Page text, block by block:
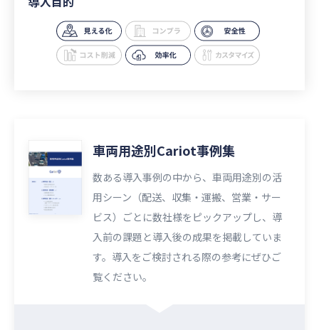
車両用途別Cariot事例集
数ある導入事例の中から、車両用途別の活
用シーン（配送、収集・運搬、営業・サー
ビス）ごとに数社様をピックアップし、導
入前の課題と導入後の成果を掲載していま
す。導入をご検討される際の参考にぜひご
覧ください。​​